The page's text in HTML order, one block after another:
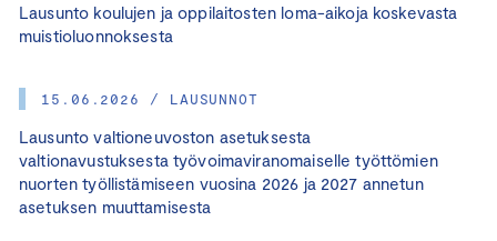
Lausunto koulujen ja oppilaitosten loma-aikoja koskevasta
muistioluonnoksesta
15.06.2026 / LAUSUNNOT
Lausunto valtioneuvoston asetuksesta
valtionavustuksesta työvoimaviranomaiselle työttömien
nuorten työllistämiseen vuosina 2026 ja 2027 annetun
asetuksen muuttamisesta